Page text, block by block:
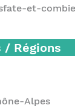
et-
/ Régions
Alpes